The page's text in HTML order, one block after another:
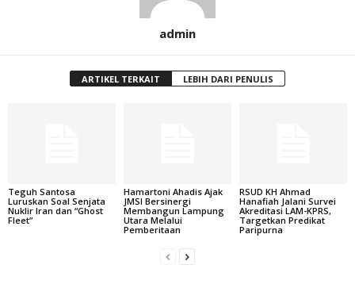
admin
ARTIKEL TERKAIT LEBIH DARI PENULIS
Teguh Santosa
Luruskan Soal Senjata
Nuklir Iran dan “Ghost
Fleet”
Hamartoni Ahadis Ajak
JMSI Bersinergi
Membangun Lampung
Utara Melalui
Pemberitaan
RSUD KH Ahmad
Hanafiah Jalani Survei
Akreditasi LAM-KPRS,
Targetkan Predikat
Paripurna